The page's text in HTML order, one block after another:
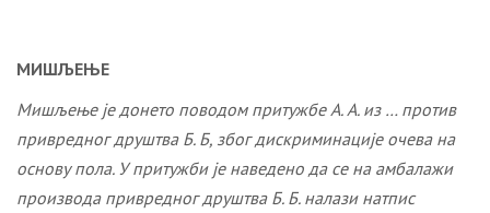
МИШЉЕЊЕ
Мишљење је донето поводом притужбе А. А. из … против
привредног друштва Б. Б, због дискриминације очева на
основу пола. У притужби је наведено да се на амбалажи
производа привредног друштва Б. Б. налази натпис